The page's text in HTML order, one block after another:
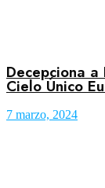
Decepciona
Cielo Único
7 marzo, 2024